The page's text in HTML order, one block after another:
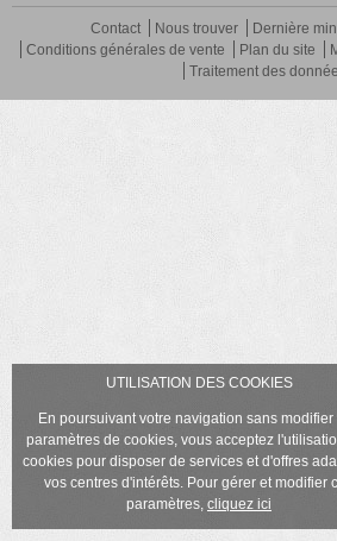
UTILISATION DES COOKIES
En poursuivant votre navigation sans modifier
paramètres de cookies, vous acceptez
cookies pour disposer de services et d'offres
vos centres d'intérêts. Pour gérer et modifier
paramètres, cliquez ici
Contact Nous trouver Dernière
Conditions générales de vente
Plan du site
Traitement des